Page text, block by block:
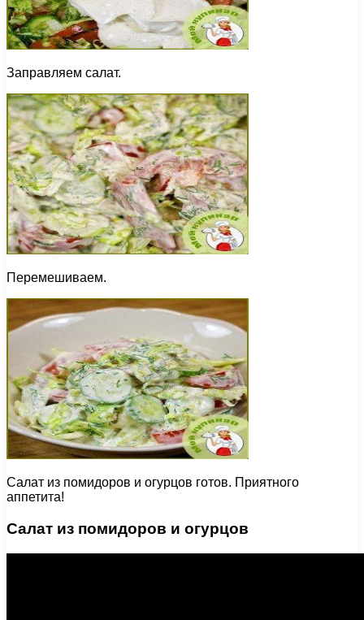
Заправляем салат.
Перемешиваем.
Салат из помидоров и огурцов готов. Приятного
аппетита!
Салат из помидоров и огурцов